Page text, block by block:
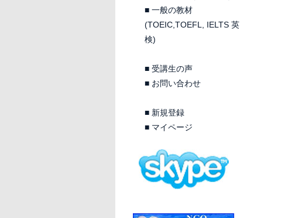
■ 一般の教材
(TOEIC,TOEFL, IELTS 英
検)
■ 受講生の声
■ お問い合わせ
■ 新規登録
■ マイページ